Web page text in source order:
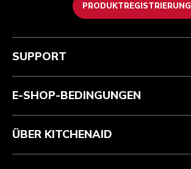
PRODUKTREGISTRIERUNG
Health Check
Verfolgen Sie Ihre Bestellung
Garantie und Dokumente
Häufig gestellte fragen
Teilnahmebedingungen
Rückgaben und Erstattungen
Impressum
ODR
Die Marke
Händlersuche
SUPPORT
E-SHOP-BEDINGUNGEN
ÜBER KITCHENAID